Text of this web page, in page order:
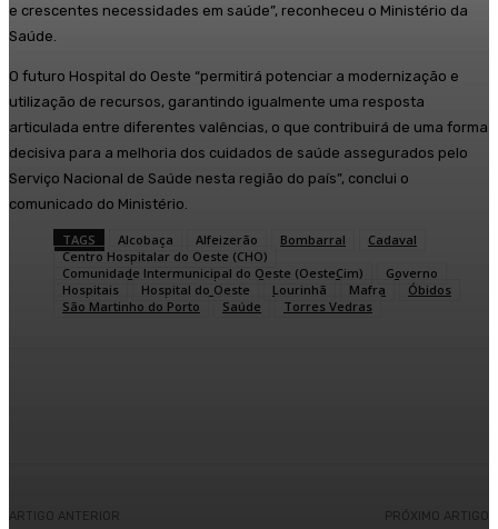
e crescentes necessidades em saúde”, reconheceu o Ministério da
Saúde.
O futuro Hospital do Oeste “permitirá potenciar a modernização e
utilização de recursos, garantindo igualmente uma resposta
articulada entre diferentes valências, o que contribuirá de uma forma
decisiva para a melhoria dos cuidados de saúde assegurados pelo
Serviço Nacional de Saúde nesta região do país”, conclui o
comunicado do Ministério.
TAGS Alcobaça Alfeizerão Bombarral
Cadaval
Centro Hospitalar do Oeste (CHO)
Comunidade Intermunicipal do Oeste (OesteCim)
Governo
Hospitais
Hospital do Oeste Lourinhã Mafra
Óbidos
São Martinho do Porto
Saúde Torres Vedras
ARTIGO ANTERIOR PRÓXIMO ARTIGO